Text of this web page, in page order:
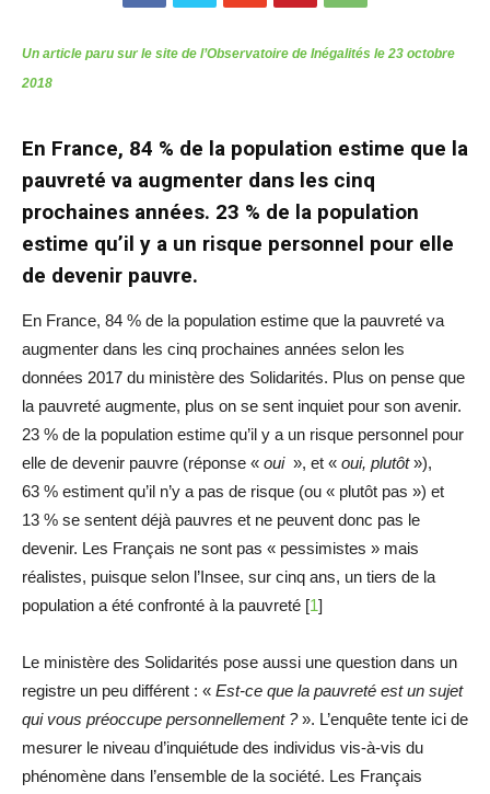
Un article paru sur le site de l’Observatoire de Inégalités le 23 octobre
2018
En France, 84 % de la population estime que la
pauvreté va augmenter dans les cinq
prochaines années. 23 % de la population
estime qu’il y a un risque personnel pour elle
de devenir pauvre.
En France, 84 % de la population estime que la pauvreté va
augmenter dans les cinq prochaines années selon les
données 2017 du ministère des Solidarités. Plus on pense que
la pauvreté augmente, plus on se sent inquiet pour son avenir.
23 % de la population estime qu’il y a un risque personnel pour
elle de devenir pauvre (réponse « oui », et « oui, plutôt»),
63 % estiment qu’il n’y a pas de risque (ou « plutôt pas ») et
13 % se sentent déjà pauvres et ne peuvent donc pas le
devenir. Les Français ne sont pas « pessimistes » mais
réalistes, puisque selon l’Insee, sur cinq ans, un tiers de la
population a été confronté à la pauvreté [1]
Le ministère des Solidarités pose aussi une question dans un
registre un peu différent : « Est-ce que la pauvreté est un sujet
qui vous préoccupe personnellement ?». L’enquête tente ici de
mesurer le niveau d’inquiétude des individus vis-à-vis du
phénomène dans l’ensemble de la société. Les Français